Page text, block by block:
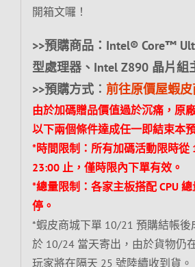
開箱文囉！
>>預購商品：Intel® Core™
型處理器、Intel Z890 晶片組
>>預購方式︰ 前往原價屋蝦
由於加碼贈品價值過於沉痛，原
以下兩個條件達成任一即結束本
*時間限制：所有加碼活動限時
23:00 止，僅時限內下單有效。
*總量限制：各家主板搭配 CPU
停。
*蝦皮商城下單 10/21 預購結帳後
於 10/24 當天寄出，由於貨物仍
玩家將在隔天 25 號陸續收到貨。